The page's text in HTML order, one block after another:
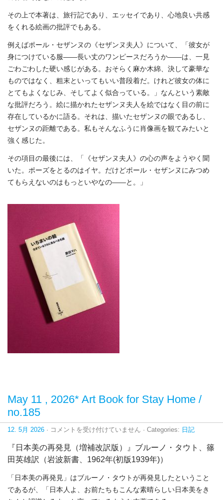
その上で本著は、旅行記であり、エッセイであり、心地良い共感
をくれる絵画の批評でもある。
例えばポール・セザンヌの《セザンヌ夫人》について、「彼女が
身につけている服――長い丈のワンピースだろうか――は、一見
ごわごわした硬い感じがある。おそらく麻か木綿、決して豪華な
ものではなく、粗末といってもいい普段着だ。けれど彼女の体に
とてもよくなじみ、そしてよく似合っている。」なんという素敵
な批評だろう。絵に描かれたセザンヌ夫人を絵ではなく目の前に
存在しているかに語る。それは、描いたセザンヌの眼であるし、
セザンヌの距離である。私もそんなふうに肖像画を観てみたいと
強く感じた。
その項目の最後には、「《セザンヌ夫人》の心の声をようやく聞
いた。ポーズをとるのはイヤ。だけどポール・セザンヌにみつめ
てもらえないのはもっといやなの――と。」
May 11 , 2026* Art Book for Stay Home /
no.185
12. 5月 2026 · May
,
2026*
Art
for
Stay
Home
コメントを受け付けていません · Categories: 日記
『日本美の再発見（増補改訳版 ）』ブルーノ・タウト、篠
田英雄訳（岩波新書、1962年(初版1939年)）
「日本美の再発見」はブルーノ・タウトが再発見したということ
であるが、「日本人よ、お前たちもこんな素晴らしい日本美をき